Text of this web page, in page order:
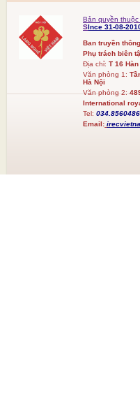
Bản quyền thuộc
SInce 31-08-
Ban truyền
Phụ trách biên
Địa chỉ: T 16
Văn phòng 1:
Hà Nội
Văn phòng 2:
International
Tel:
Email: